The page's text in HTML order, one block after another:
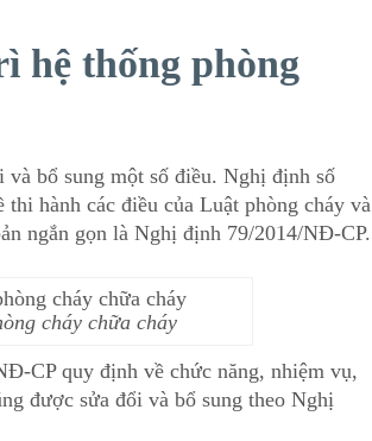
hệ thống phòng
và bổ sung một số điều. Nghị định số
hành các điều của Luật phòng cháy và
ngắn gọn là Nghị định 79/2014/NĐ-CP.
cháy chữa cháy
CP quy định về chức năng, nhiệm vụ,
được sửa đổi và bổ sung theo Nghị